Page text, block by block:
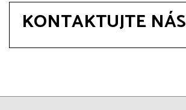
KONTAKTUJTE NÁS